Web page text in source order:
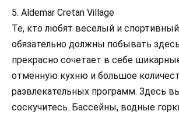
5. Aldemar Cretan Village
Те, кто любят веселый и
обязательно должны побывать
прекрасно сочетает в себе
отменную кухню и большое
развлекательных программ. Здесь
соскучитесь. Бассейны, водные